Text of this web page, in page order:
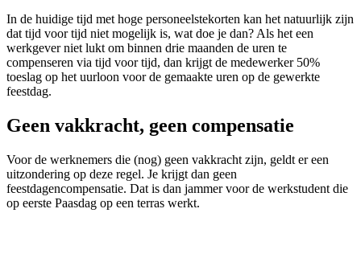
In de huidige tijd met hoge personeelstekorten kan het natuurlijk zijn
dat tijd voor tijd niet mogelijk is, wat doe je dan? Als het een
werkgever niet lukt om binnen drie maanden de uren te
compenseren via tijd voor tijd, dan krijgt de medewerker 50%
toeslag op het uurloon voor de gemaakte uren op de gewerkte
feestdag.
Geen vakkracht, geen compensatie
Voor de werknemers die (nog) geen vakkracht zijn, geldt er een
uitzondering op deze regel. Je krijgt dan geen
feestdagencompensatie. Dat is dan jammer voor de werkstudent die
op eerste Paasdag op een terras werkt.